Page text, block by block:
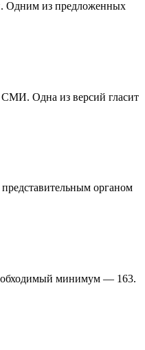
Одним из предложенных
СМИ. Одна из версий гласит
органом
минимум — 163.